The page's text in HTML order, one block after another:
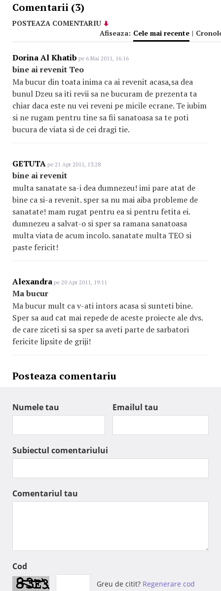
Comentarii (3)
POSTEAZA COMENTARIU
Afiseaza: Cele mai recente |
Dorina Al Khatib pe 6 Mai 2011, 16:16
bine ai revenit Teo
Ma bucur din toata inima ca ai revenit acasa,sa dea
bunul Dzeu sa iti revii sa ne bucuram de prezenta ta
chiar daca este nu vei reveni pe micile ecrane. Te iubim
si ne rugam pentru tine sa fii sanatoasa sa te poti
bucura de viata si de cei dragi tie.
GETUTA pe 21 Apr 2011, 13:28
bine ai revenit
multa sanatate sa-i dea dumnezeu! imi pare atat de
bine ca si-a revenit. sper sa nu mai aiba probleme de
sanatate! mam rugat pentru ea si pentru fetita ei.
dumnezeu a salvat-o si sper sa ramana sanatoasa
multa viata de acum incolo. sanatate multa TEO si
paste fericit!
Alexandra pe 20 Apr 2011, 19:11
Ma bucur
Ma bucur mult ca v-ati intors acasa si sunteti bine.
Sper sa aud cat mai repede de aceste proiecte ale dvs.
de care ziceti si sa sper sa aveti parte de sarbatori
fericite lipsite de griji!
Posteaza comentariu
Numele tau Emailul tau
Subiectul comentariului
Comentariul tau
Cod
Greu de citit? Regenerare cod